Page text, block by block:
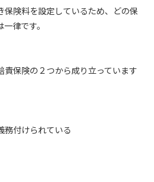
保険料を設定しているため、どの保
律です。
責保険の２つから成り立っています
務付けられている